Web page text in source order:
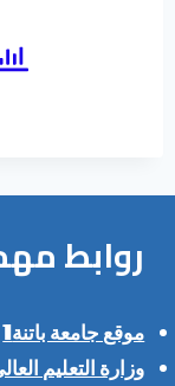
روابط
موقع جامعة باتنة1
وزارة التعليم